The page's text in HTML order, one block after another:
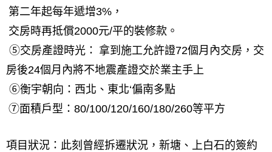
第二年起每年遞增3% ，
交房時再抵償2000元/平的裝修款。
⑤交房產證時光： 拿到施工允許證72個月內交房，交
房後24個月內將不地震產證交於業主手上
⑥衡宇朝向：西北、東北‘偏南多點
⑦面積戶型： 80/100/120/160/180/260等平方
項目狀況：此刻曾經拆遷狀況，新塘、上白石的簽約